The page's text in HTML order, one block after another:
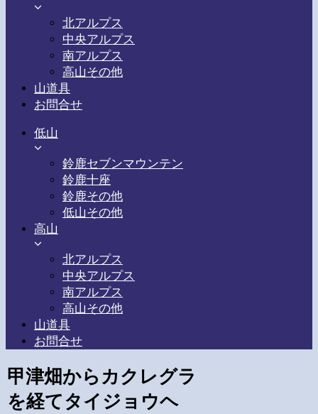
北アルプス
中央アルプス
南アルプス
高山その他
山道具
お問合せ
低山
鈴鹿セブンマウンテン
鈴鹿十座
鈴鹿その他
低山その他
高山
北アルプス
中央アルプス
南アルプス
高山その他
山道具
お問合せ
甲津畑からカクレグラ
を経てタイジョウヘ